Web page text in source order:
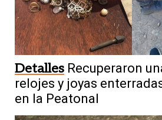
Detalles Recuperaron
relojes y joyas
en la Peatonal